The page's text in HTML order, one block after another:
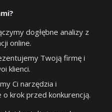
dogłębne analizy z
online.
Twoją firmę i
klienci.
Ci narzędzia i
krok przed konkurencją.